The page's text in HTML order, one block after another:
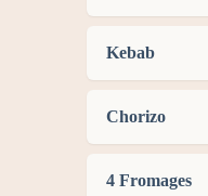
Kebab
Chorizo
4 Fromages